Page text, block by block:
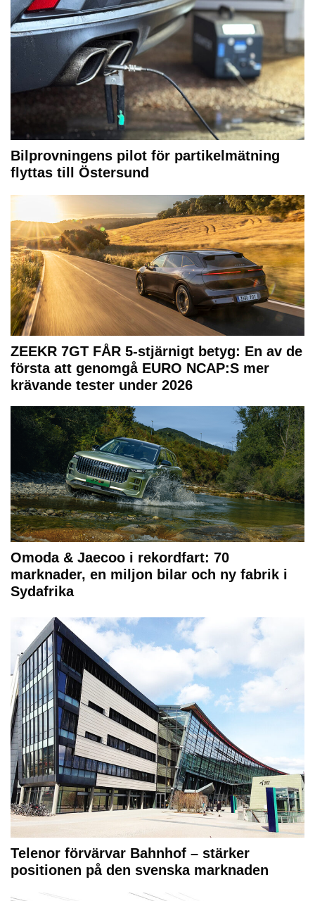
Bilprovningens pilot för partikelmätning
flyttas till Östersund
ZEEKR 7GT FÅR 5-stjärnigt betyg: En av de
första att genomgå EURO NCAP:S mer
krävande tester under 2026
Omoda & Jaecoo i rekordfart: 70
marknader, en miljon bilar och ny fabrik i
Sydafrika
Telenor förvärvar Bahnhof – stärker
positionen på den svenska marknaden